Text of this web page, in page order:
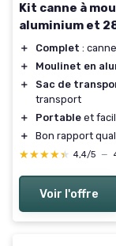
Kit canne à
aluminium et
＋ Complet :
＋
Moulinet en
＋
Sac de
transport
＋
Portable et
＋
Bon rapport
★★★★★
★★★★★ 4,4/5 —
Voir l'offre